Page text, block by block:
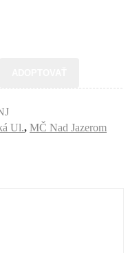
Ul., MČ Nad Jazerom